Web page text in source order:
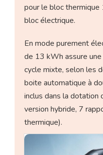
pour le bloc
bloc électrique.
En mode purement
de 13 kWh assure
cycle mixte, selon les
boite automatique à
inclus dans la dotation
version hybride, 7
thermique).